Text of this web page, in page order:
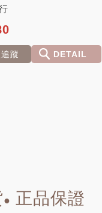
蹤 DETAIL
● 正品保證